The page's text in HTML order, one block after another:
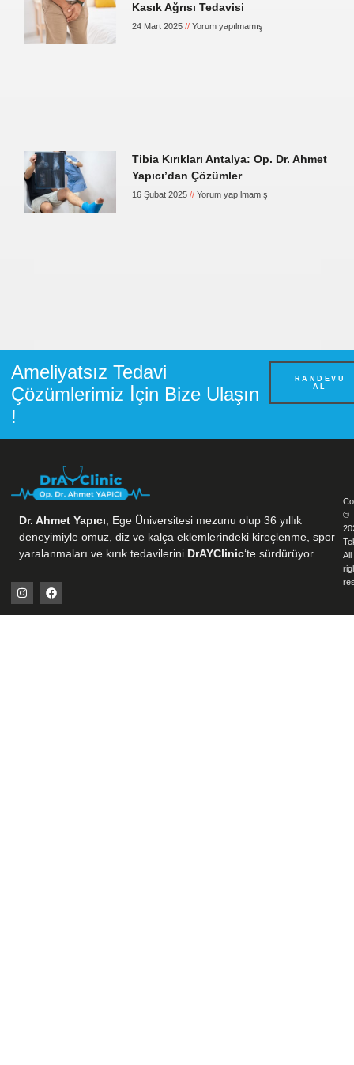
Kasık Ağrısı Tedavisi
24 Mart 2025 Yorum yapılmamış
Tibia Kırıkları Antalya: Op. Dr. Ahmet
Yapıcı’dan Çözümler
16 Şubat 2025 Yorum yapılmamış
Ameliyatsız Tedavi
Çözümlerimiz İçin Bize Ulaşın
!
RANDEVU
AL
Dr. Ahmet Yapıcı, Ege Üniversitesi mezunu olup 36 yıllık
deneyimiyle omuz, diz ve kalça eklemlerindeki kireçlenme, spor
yaralanmaları ve kırık tedavilerini DrAYClinic‘te sürdürüyor.
©
All